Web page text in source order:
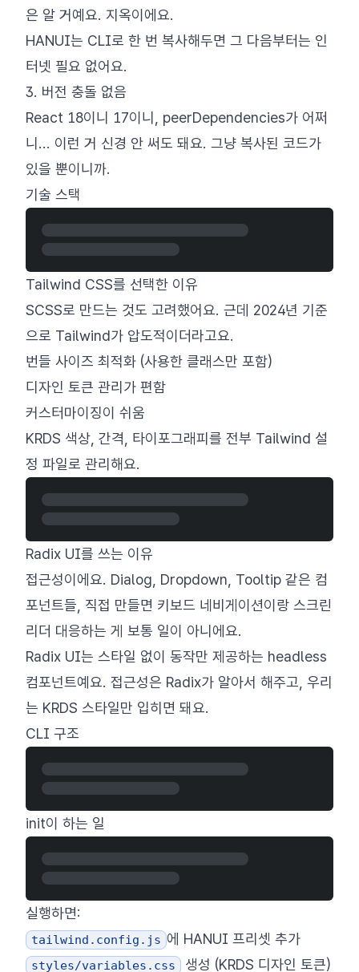
은 알 거예요. 지옥이에요.
HANUI는 CLI로 한 번 복사해두면 그 다음부터는 인
터넷 필요 없어요.
3. 버전 충돌 없음
React 18이니 17이니, peerDependencies가 어쩌
니... 이런 거 신경 안 써도 돼요. 그냥 복사된 코드가
있을 뿐이니까.
기술 스택
Tailwind CSS를 선택한 이유
SCSS로 만드는 것도 고려했어요. 근데 2024년 기준
으로 Tailwind가 압도적이더라고요.
번들 사이즈 최적화 (사용한 클래스만 포함)
디자인 토큰 관리가 편함
커스터마이징이 쉬움
KRDS 색상, 간격, 타이포그래피를 전부 Tailwind 설
정 파일로 관리해요.
Radix UI를 쓰는 이유
접근성이에요. Dialog, Dropdown, Tooltip 같은 컴
포넌트들, 직접 만들면 키보드 네비게이션이랑 스크린
리더 대응하는 게 보통 일이 아니에요.
Radix UI는 스타일 없이 동작만 제공하는 headless
컴포넌트예요. 접근성은 Radix가 알아서 해주고, 우리
는 KRDS 스타일만 입히면 돼요.
CLI 구조
init이 하는 일
실행하면:
tailwind.config.js 에 HANUI 프리셋 추가
styles/variables.css 생성 (KRDS 디자인 토큰)